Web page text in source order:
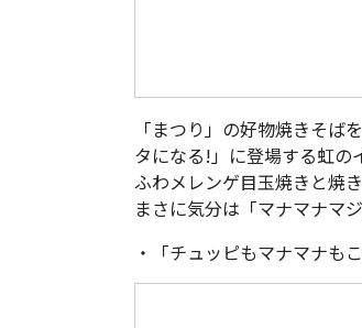
「まつり」の好物焼きそ
タになる!」に登場する虹の
ふわメレンゲ目玉焼きと焼
まさに気分は「マナマナマ
・「チュッピもマナマナも